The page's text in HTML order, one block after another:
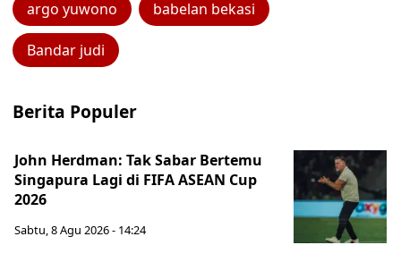
argo yuwono babelan bekasi
Bandar judi
Berita Populer
John Herdman: Tak Sabar Bertemu
Singapura Lagi di FIFA ASEAN Cup
2026
Sabtu, 8 Agu 2026 - 14:24